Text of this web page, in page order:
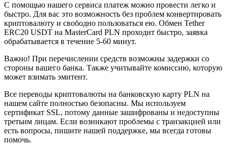
С помощью нашего сервиса платеж можно провести легко и
быстро. Для вас это возможность без проблем конвертировать
криптовалюту и свободно пользоваться ею. Обмен Tether
ERC20 USDT на MasterCard PLN проходит быстро, заявка
обрабатывается в течение 5-60 минут.
Важно! При перечислении средств возможны задержки со
стороны вашего банка. Также учитывайте комиссию, которую
может взимать эмитент.
Все переводы криптовалюты на банковскую карту PLN на
нашем сайте полностью безопасны. Мы используем
сертификат SSL, потому данные зашифрованы и недоступны
третьим лицам. Если возникают проблемы с транзакцией или
есть вопросы, пишите нашей поддержке, мы всегда готовы
помочь.